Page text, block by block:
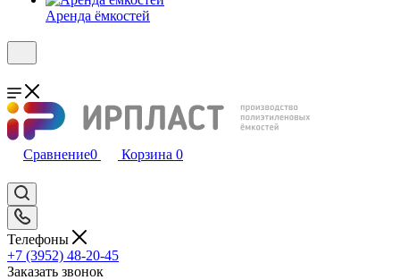
Аренда ёмкостей
Сравнение0 Корзина 0
Телефоны
+7 (3952) 48-20-45
Заказать звонок